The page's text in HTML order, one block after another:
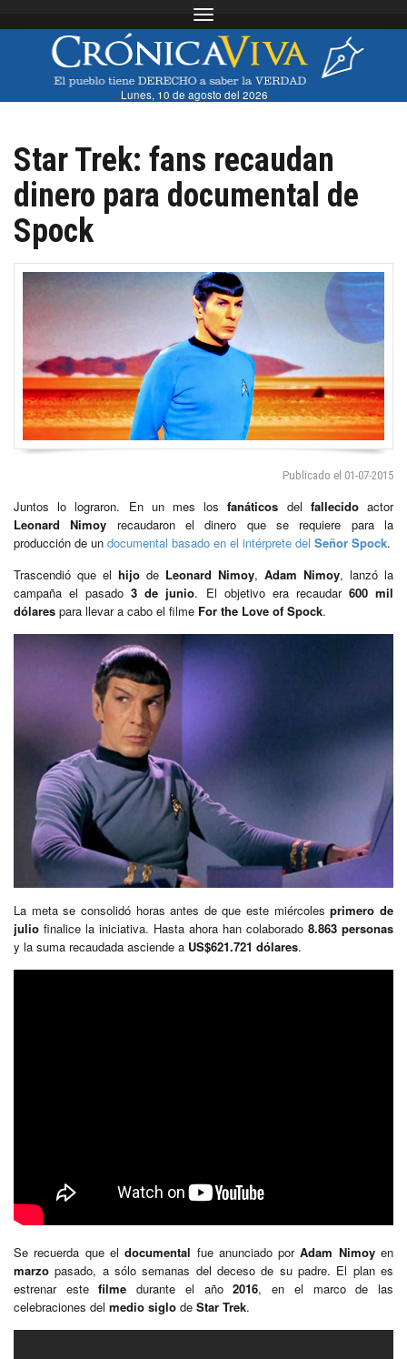
Toggle navigation
Lunes, 10 de agosto del 2026
Star Trek: fans recaudan
dinero para documental de
Spock
Publicado el 01-07-2015
Juntos lo lograron. En un mes losfanáticos del fallecidoactor
Leonard Nimoy recaudaron el dinero que se requiere para la
producción de un documental basado en el intérprete del Señor Spock.
Trascendió que el hijo de Leonard Nimoy, Adam Nimoy, lanzó la
campaña el pasado3 de junio. El objetivo era recaudar 600 mil
dólares para llevar a cabo el filme For the Love of Spock.
La meta se consolidó horas antes de que este miércolesprimero de
julio finalice la iniciativa. Hasta ahora han colaborado 8.863 personas
y la suma recaudada asciende a US$621.721 dólares.
Se recuerda que eldocumental fue anunciado porAdam Nimoyen
marzo pasado, a sólo semanas del deceso de su padre. El plan es
estrenar estefilme durante el año2016, en el marco de las
celebraciones del medio siglo de Star Trek.